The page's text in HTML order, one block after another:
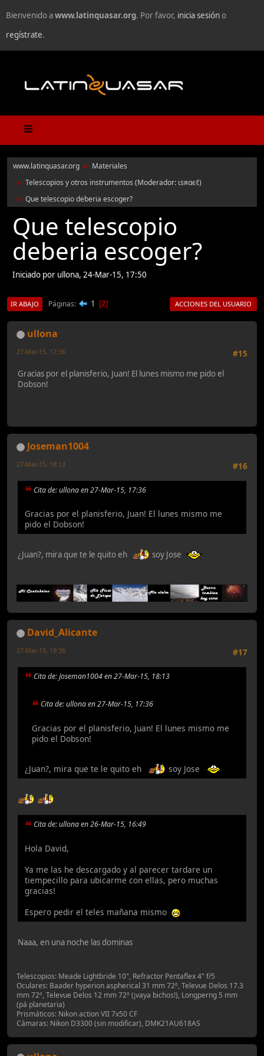
Bienvenido awww.latinquasar.org. Por favor, inicia sesióno
regístrate.
www.latinquasar.org ► Materiales
► Telescopios y otros instrumentos (Moderador: ιѕяαєℓ)
► Que telescopio deberia escoger?
Que telescopio
deberia escoger?
Iniciado por ullona, 24-Mar-15, 17:50
IR ABAJO Páginas 1 2 ACCIONES DEL USUARIO
ullona
#15
27-Mar-15, 17:36
Gracias por el planisferio, Juan! El lunes mismo me pido el
Dobson!
Joseman1004
#16
27-Mar-15, 18:13
Cita de: ullona en 27-Mar-15, 17:36
Gracias por el planisferio, Juan! El lunes mismo me
pido el Dobson!
¿Juan?, mira que te le quito eh soy Jose
David_Alicante
#17
27-Mar-15, 19:36
Cita de: Joseman1004 en 27-Mar-15, 18:13
Cita de: ullona en 27-Mar-15, 17:36
Gracias por el planisferio, Juan! El lunes mismo me
pido el Dobson!
¿Juan?, mira que te le quito eh soy Jose
Cita de: ullona en 26-Mar-15, 16:49
Hola David,
Ya me las he descargado y al parecer tardare un
tiempecillo para ubicarme con ellas, pero muchas
gracias!
Espero pedir el teles mañana mismo
Naaa, en una noche las dominas
Telescopios: Meade Lightbride 10", Refractor Pentaflex 4" f/5
Oculares: Baader hyperion aspherical 31 mm 72º, Televue Delos 17.3
mm 72º, Televue Delos 12 mm 72º (¡vaya bichos!), Longperng 5 mm
(pá planetaria)
Prismáticos: Nikon action VII 7x50 CF
Cámaras: Nikon D3300 (sin modificar), DMK21AU618AS